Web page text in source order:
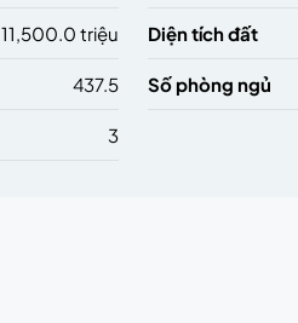
11,500.0 triệu Diện tích đất
437.5 Số phòng ngủ
3